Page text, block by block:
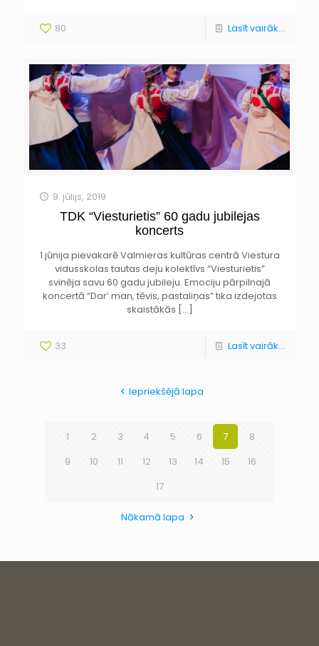
80 Lasīt vairāk...
9. jūlijs, 2019
TDK “Viesturietis” 60 gadu jubilejas
koncerts
1.jūnija pievakarē Valmieras kultūras centrā Viestura
vidusskolas tautas deju kolektīvs “Viesturietis”
svinēja savu 60 gadu jubileju. Emociju pārpilnajā
koncertā “Dar’ man, tēvis, pastaliņas” tika izdejotas
skaistākās […]
33 Lasīt vairāk...
Iepriekšējā lapa
1 2 3 4 5 6 7
8
9
10 11 12 13 14 15
16
17
Nākamā lapa